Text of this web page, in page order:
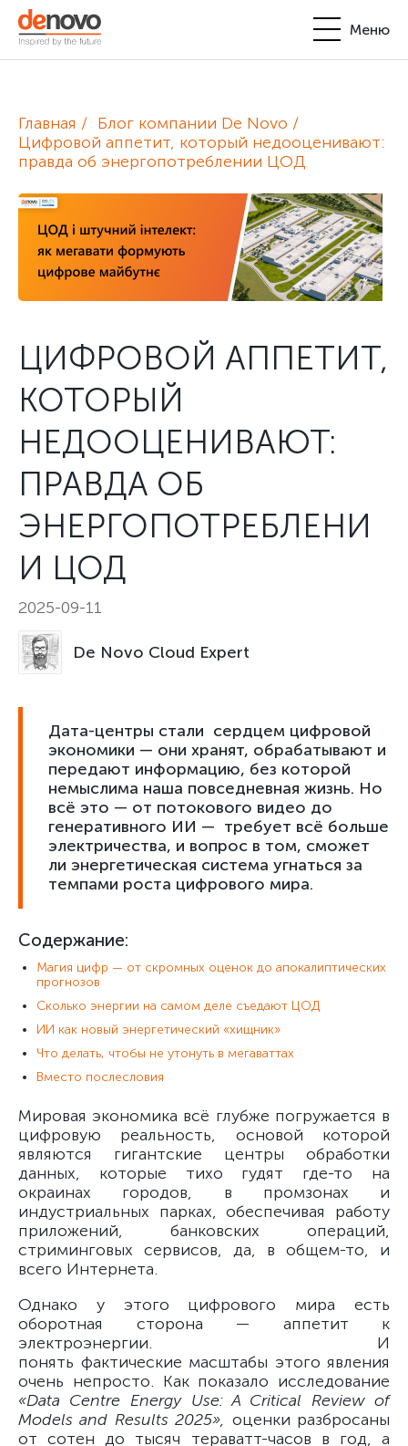
Меню
De Novo
Блог
Контакты
+380-44-200-93-39
Главная
Блог компании De Novo
Цифровой аппетит, который недооценивают:
правда об энергопотреблении ЦОД
ЦИФРОВОЙ АППЕТИТ,
КОТОРЫЙ
НЕДООЦЕНИВАЮТ:
ПРАВДА ОБ
ЭНЕРГОПОТРЕБЛЕНИ
И ЦОД
2025-09-11
De Novo Cloud Expert
Дата-центры стали сердцем цифровой
экономики — они хранят, обрабатывают и
передают информацию, без которой
немыслима наша повседневная жизнь. Но
всё это — от потокового видео до
генеративного ИИ — требует всё больше
электричества, и вопрос в том, сможет
ли энергетическая система угнаться за
темпами роста цифрового мира.
Содержание:
Магия цифр — от скромных оценок до апокалиптических
прогнозов
Сколько энергии на самом деле съедают ЦОД
ИИ как новый энергетический «хищник»
Что делать, чтобы не утонуть в мегаваттах
Вместо послесловия
Мировая экономика всё глубже погружается в
цифровую реальность, основой которой
являются гигантские центры обработки
данных, которые тихо гудят где-то на
окраинах городов, в промзонах и
индустриальных парках, обеспечивая работу
приложений, банковских операций,
стриминговых сервисов, да, в общем-то, и
всего Интернета.
Однако у этого цифрового мира есть
оборотная сторона — аппетит к
электроэнергии. И
понять фактические масштабы этого явления
очень непросто. Как показало исследование
«Data Centre Energy Use: A Critical Review of
Models and Results 2025», оценки разбросаны
от сотен до тысяч тераватт-часов в год, а